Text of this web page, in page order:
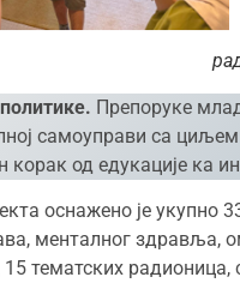
Препоруке
самоуправи са
корак од едукације ка
оснажено је укупно
менталног здравља,
тематских